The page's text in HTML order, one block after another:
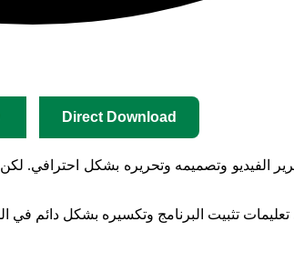
Direct Download